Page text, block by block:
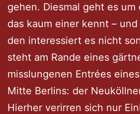
gehen. Diesmal geht es um
das kaum einer kennt –
den interessiert es nicht
steht am Rande eines
misslungenen Entrées
Mitte Berlins: der
Hierher verirren sich nur